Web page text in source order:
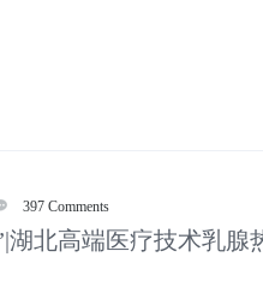
397 Comments
湖北高端医疗技术乳